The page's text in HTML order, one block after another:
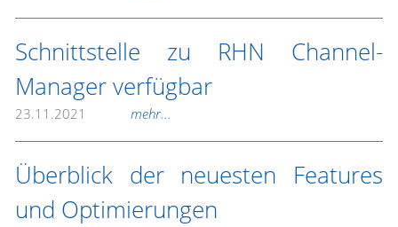
Schnittstelle zu RHN Channel-
Manager verfügbar
23.11.2021 mehr...
Überblick der neuesten Features
und Optimierungen